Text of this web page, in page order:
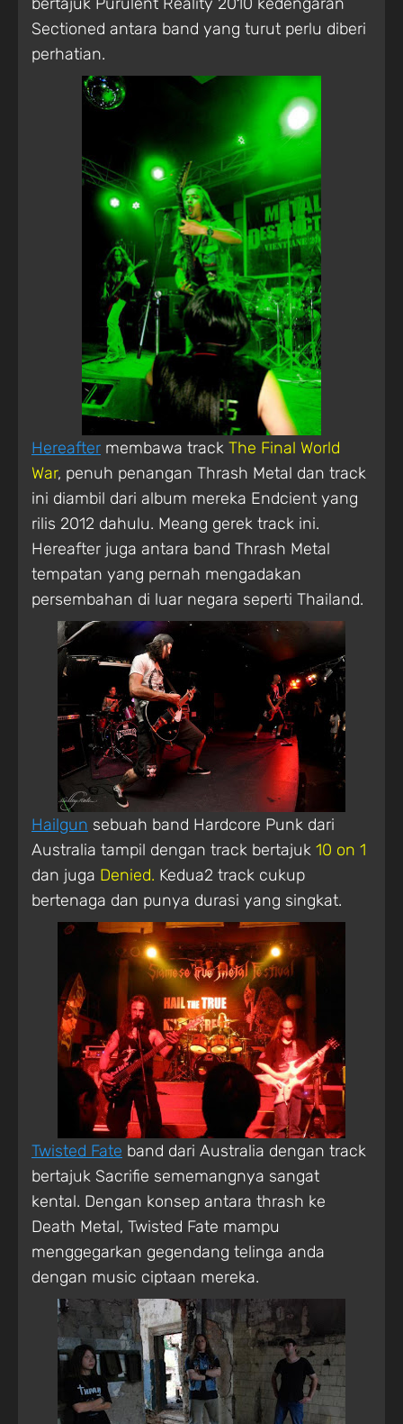
Sectioned antara band yang turut perlu diberi
perhatian.
Hereafter membawa track The Final World
War, penuh penangan Thrash Metal dan track
ini diambil dari album mereka Endcient yang
rilis 2012 dahulu. Meang gerek track ini.
Hereafter juga antara band Thrash Metal
tempatan yang pernah mengadakan
persembahan di luar negara seperti Thailand.
Hailgun sebuah band Hardcore Punk dari
Australia tampil dengan track bertajuk 10 on 1
dan juga Denied. Kedua2 track cukup
bertenaga dan punya durasi yang singkat.
Twisted Fate band dari Australia dengan track
bertajuk Sacrifie sememangnya sangat
kental. Dengan konsep antara thrash ke
Death Metal, Twisted Fate mampu
menggegarkan gegendang telinga anda
dengan music ciptaan mereka.